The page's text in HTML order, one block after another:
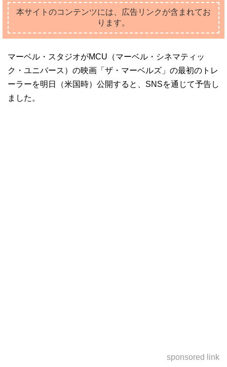
本サイトのコンテンツには、広告リンクが含まれてお
ります。
マーベル・スタジオがMCU（マーベル・シネマティッ
ク・ユニバース）の映画「ザ・マーベルズ」の最初のトレ
ーラーを明日（米国時）公開すると、SNSを通じて予告し
ました。
sponsored link